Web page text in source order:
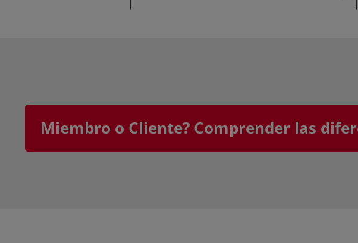
Miembro o Cliente? Comprender las